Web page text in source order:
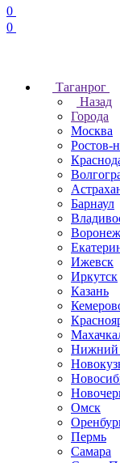
0
0
Таганрог
Назад
Города
Москва
Ростов-
Барнаул
Воронеж
Ижевск
Иркутск
Казань
Нижний
Омск
Пермь
Самара